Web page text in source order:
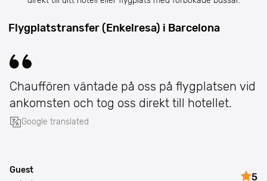
Flygplatstransfer (Enkelresa) i Barcelona
Chauffören väntade på oss på flygplatsen vid
ankomsten och tog oss direkt till hotellet.
Google translated
Guest
5